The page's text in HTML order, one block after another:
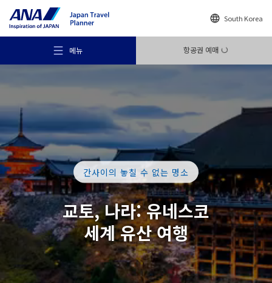
South Korea
메뉴 항공권 예매
추천 여행지
여행의 힌트
목적지
여행 정보
간사이의 놓칠 수 없는 명소
교토, 나라:유네스코
세계 유산여행